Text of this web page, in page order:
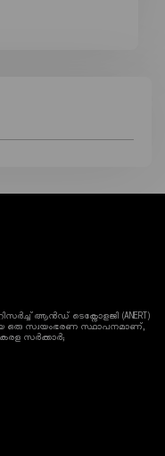
ആൻഡ് ടെക്നോളജി (ANERT)
ഒരു സ്വയംഭരണ സ്ഥാപനമാണ്,
സർക്കാർ;